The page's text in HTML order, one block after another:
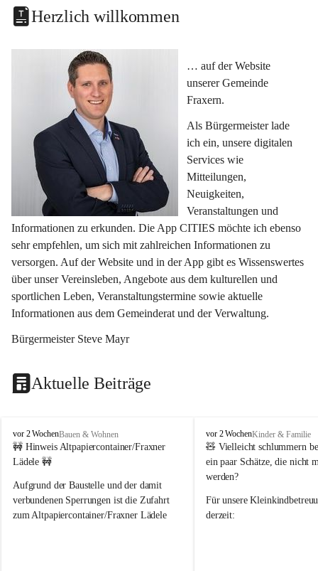
Herzlich willkommen
… auf der Website
unserer Gemeinde
Fraxern.
Als Bürgermeister lade
ich ein, unsere digitalen
Services wie
Mitteilungen,
Neuigkeiten,
Veranstaltungen und
Informationen zu erkunden. Die App CITIES möchte ich ebenso
sehr empfehlen, um sich mit zahlreichen Informationen zu
versorgen. Auf der Website und in der App gibt es Wissenswertes
über unser Vereinsleben, Angebote aus dem kulturellen und
sportlichen Leben, Veranstaltungstermine sowie aktuelle
Informationen aus dem Gemeinderat und der Verwaltung.
Bürgermeister Steve Mayr
Aktuelle Beiträge
F
r
a
e
r
n
vor 2 WochenBauen & Wohnen
🚧 Hinweis Altpapiercontainer/Fraxner
Lädele 🚧
Aufgrund der Baustelle und der damit
verbundenen Sperrungen ist die Zufahrt
zum Altpapiercontainer/Fraxner Lädele
F
r
a
x
r
n
vor 2 WochenKinder & Familie
🧸 Vielleicht schlummern
ein paar Schätze, die nicht
werden?
Für unsere
derzeit: